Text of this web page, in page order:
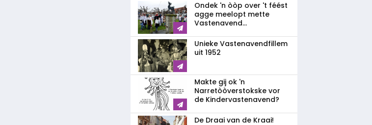
Ondek 'n òòp over 't féést
agge meelopt mette
Vastenavend...
Unieke Vastenavendfillem
uit 1952
Makte gij ok 'n
Narretòòverstokske vor
de Kindervastenavend?
De Draai van de Kraai!